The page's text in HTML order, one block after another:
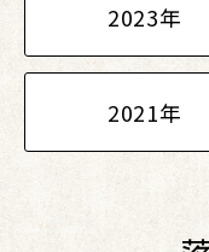
2023年
2021年